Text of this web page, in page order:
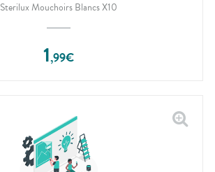
Sterilux Mouchoirs Blancs X10
1,99€